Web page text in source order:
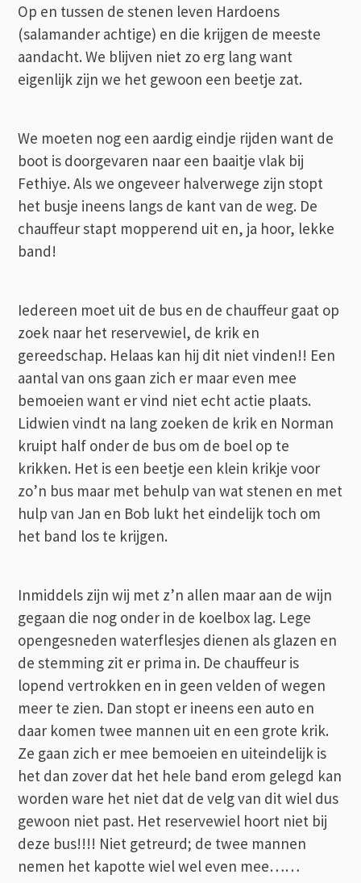
Op en tussen de stenen leven Hardoens
(salamander achtige) en die krijgen de meeste
aandacht. We blijven niet zo erg lang want
eigenlijk zijn we het gewoon een beetje zat.
We moeten nog een aardig eindje rijden want de
boot is doorgevaren naar een baaitje vlak bij
Fethiye. Als we ongeveer halverwege zijn stopt
het busje ineens langs de kant van de weg. De
chauffeur stapt mopperend uit en, ja hoor, lekke
band!
Iedereen moet uit de bus en de chauffeur gaat op
zoek naar het reservewiel, de krik en
gereedschap. Helaas kan hij dit niet vinden!! Een
aantal van ons gaan zich er maar even mee
bemoeien want er vind niet echt actie plaats.
Lidwien vindt na lang zoeken de krik en Norman
kruipt half onder de bus om de boel op te
krikken. Het is een beetje een klein krikje voor
zo’n bus maar met behulp van wat stenen en met
hulp van Jan en Bob lukt het eindelijk toch om
het band los te krijgen.
Inmiddels zijn wij met z’n allen maar aan de wijn
gegaan die nog onder in de koelbox lag. Lege
opengesneden waterflesjes dienen als glazen en
de stemming zit er prima in. De chauffeur is
lopend vertrokken en in geen velden of wegen
meer te zien. Dan stopt er ineens een auto en
daar komen twee mannen uit en een grote krik.
Ze gaan zich er mee bemoeien en uiteindelijk is
het dan zover dat het hele band erom gelegd kan
worden ware het niet dat de velg van dit wiel dus
gewoon niet past. Het reservewiel hoort niet bij
deze bus!!!! Niet getreurd; de twee mannen
nemen het kapotte wiel wel even mee……